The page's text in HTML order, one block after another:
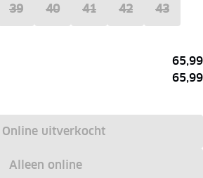
39 40 41 42 43
65,99
65,99
Online uitverkocht
Alleen online